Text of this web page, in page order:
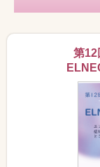
第12